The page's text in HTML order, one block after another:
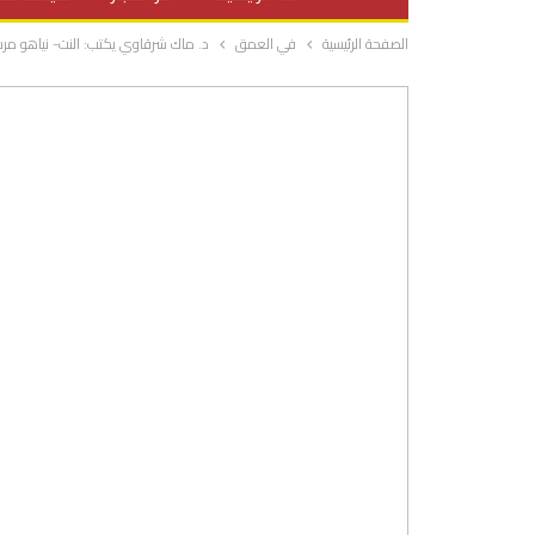
صحة وتغذية
المرأة والحياة الصفحة الرئيسية في العمق د. ماك شرقاوي يكتب: النت- نياهو